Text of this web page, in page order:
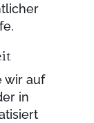
wir auf
in